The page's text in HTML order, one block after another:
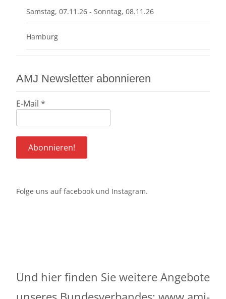
Samstag, 07.11.26 - Sonntag, 08.11.26
Hamburg
AMJ Newsletter abonnieren
E-Mail *
Folge uns auffacebook und Instagram.
Und hier finden Sie weitere Angebote